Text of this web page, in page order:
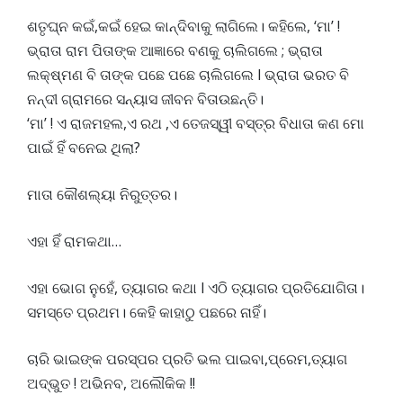
ଶତୃଘ୍ନ କଇଁ,କଇଁ ହେଇ କାନ୍ଦିବାକୁ ଲାଗିଲେ। କହିଲେ, ‘ମା’ !
ଭ୍ରାତା ରାମ ପିତାଙ୍କ ଆଜ୍ଞାରେ ବଣକୁ ଚାଲିଗଲେ ; ଭ୍ରାତା
ଲକ୍ଷ୍ମଣ ବି ତାଙ୍କ ପଛେ ପଛେ ଚାଲିଗଲେ l ଭ୍ରାତା ଭରତ ବି
ନନ୍ଦୀ ଗ୍ରାମରେ ସନ୍ୟାସ ଜୀବନ ବିତାଉଛନ୍ତି।
‘ମା’ ! ଏ ରାଜମହଲ,ଏ ରଥ ,ଏ ତେଜସ୍ୱୀ ବସ୍ତ୍ର ବିଧାତା କଣ ମୋ
ପାଇଁ ହିଁ ବନେଇ ଥିଲା?
ମାତା କୌଶଲ୍ୟା ନିରୁତ୍ତର।
ଏହା ହିଁ ରାମକଥା…
ଏହା ଭୋଗ ନୁହେଁ, ତ୍ୟାଗର କଥା l ଏଠି ତ୍ୟାଗର ପ୍ରତିଯୋଗିତା।
ସମସ୍ତେ ପ୍ରଥମ। କେହି କାହାଠୁ ପଛରେ ନାହିଁ।
ଚାରି ଭାଇଙ୍କ ପରସ୍ପର ପ୍ରତି ଭଲ ପାଇବା,ପ୍ରେମ,ତ୍ୟାଗ
ଅଦ୍ଭୁତ ! ଅଭିନବ, ଅଲୌକିକ !!